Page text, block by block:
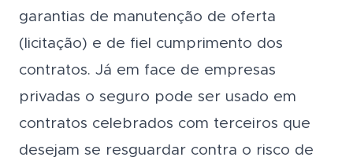
garantias de manutenção de oferta
(licitação) e de fiel cumprimento dos
contratos. Já em face de empresas
privadas o seguro pode ser usado em
contratos celebrados com terceiros que
desejam se resguardar contra o risco de